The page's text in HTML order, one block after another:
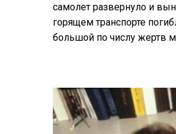
самолет развернуло и
горящем транспорте
большой по числу жертв